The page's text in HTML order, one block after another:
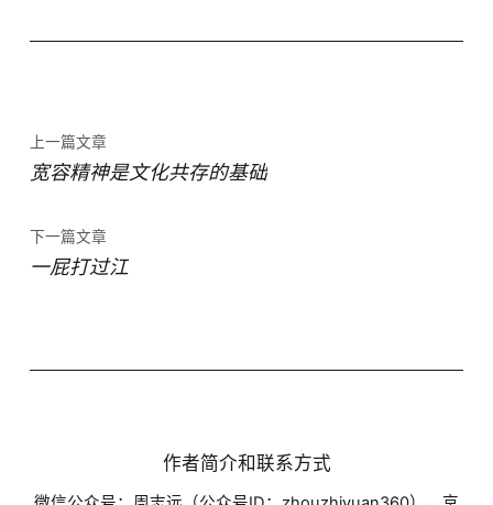
上一篇文章
宽容精神是文化共存的基础
下一篇文章
一屁打过江
作者简介和联系方式